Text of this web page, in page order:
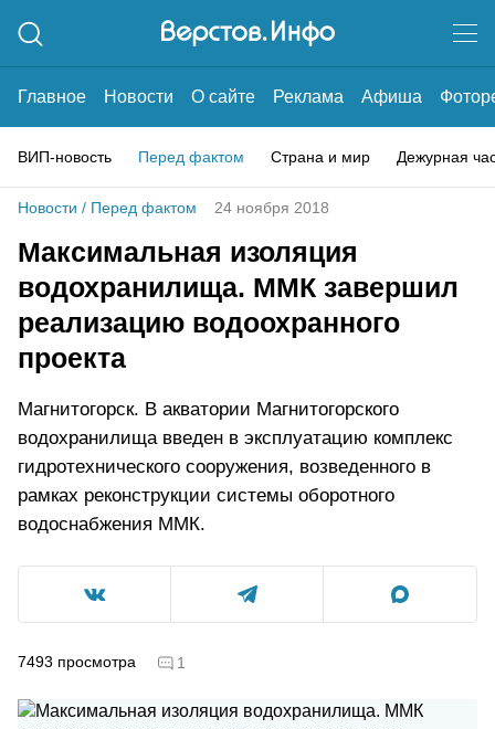
Главное Новости О сайте Реклама Афиша
ВИП-новость Перед фактом Страна и мир Дежурная
Новости / Перед фактом 24 ноября 2018
Максимальная изоляция
водохранилища. ММК завершил
реализацию водоохранного
проекта
Магнитогорск. В акватории Магнитогорского
водохранилища введен в эксплуатацию комплекс
гидротехнического сооружения, возведенного в
рамках реконструкции системы оборотного
водоснабжения ММК.
7493 просмотра 1